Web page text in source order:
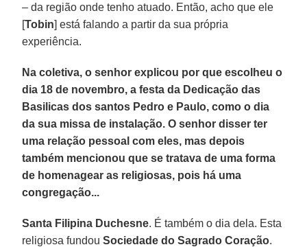
– da região onde tenho atuado. Então, acho que ele
[Tobin] está falando a partir da sua própria
experiência.
Na coletiva, o senhor explicou por que escolheu o
dia 18 de novembro, a festa da Dedicação das
Basilicas dos santos Pedro e Paulo, como o dia
da sua missa de instalação. O senhor disser ter
uma relação pessoal com eles, mas depois
também mencionou que se tratava de uma forma
de homenagear as religiosas, pois há uma
congregação...
Santa Filipina Duchesne. É também o dia dela. Esta
religiosa fundouSociedade do Sagrado Coração.